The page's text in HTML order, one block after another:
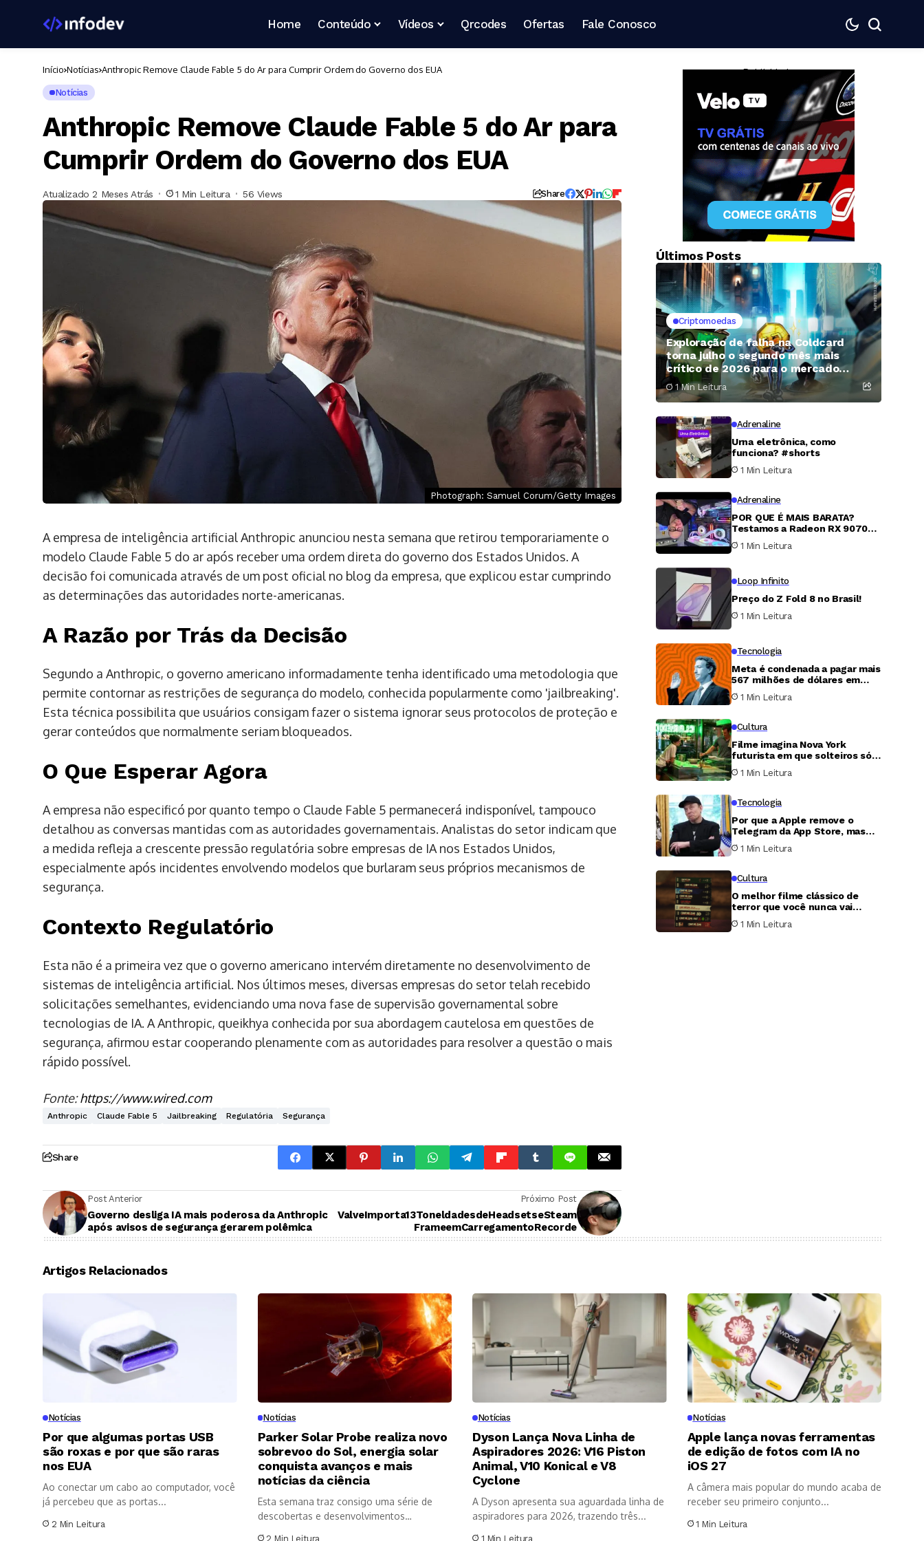
Home Conteúdo Vídeos Qrcodes Ofertas Fale Conosco
Início Notícias Anthropic Remove Claude Fable 5 do Ar para Cumprir Ordem do Governo dos EUA
Notícias
Anthropic Remove Claude Fable 5 do Ar para
Cumprir Ordem do Governo dos EUA
Atualizado 2 Meses Atrás 1 Min Leitura 56 Views Share
Photograph: Samuel Corum/Getty Images
A empresa de inteligência artificial Anthropic anunciou nesta semana que retirou temporariamente o
modelo Claude Fable 5 do ar após receber uma ordem direta do governo dos Estados Unidos. A
decisão foi comunicada através de um post oficial no blog da empresa, que explicou estar cumprindo
as determinações das autoridades norte-americanas.
A Razão por Trás da Decisão
Segundo a Anthropic, o governo americano informadamente tenha identificado uma metodologia que
permite contornar as restrições de segurança do modelo, conhecida popularmente como 'jailbreaking'.
Esta técnica possibilita que usuários consigam fazer o sistema ignorar seus protocolos de proteção e
gerar conteúdos que normalmente seriam bloqueados.
O Que Esperar Agora
A empresa não especificó por quanto tempo o Claude Fable 5 permanecerá indisponível, tampouco
detalhou as conversas mantidas com as autoridades governamentais. Analistas do setor indicam que
a medida refleja a crescente pressão regulatória sobre empresas de IA nos Estados Unidos,
especialmente após incidentes envolvendo modelos que burlaram seus próprios mecanismos de
segurança.
Contexto Regulatório
Esta não é a primeira vez que o governo americano intervém diretamente no desenvolvimento de
sistemas de inteligência artificial. Nos últimos meses, diversas empresas do setor telah recebido
solicitações semelhantes, evidenciando uma nova fase de supervisão governamental sobre
tecnologias de IA. A Anthropic, queikhya conhecida por sua abordagem cautelosa em questões de
segurança, afirmou estar cooperando plenamente com as autoridades para resolver a questão o mais
rápido possível.
Fonte:https://www.wired.com
Anthropic Claude Fable 5 Jailbreaking Regulatória Segurança
Share
Post Anterior
Governo desliga IA mais poderosa da Anthropic
após avisos de segurança gerarem polêmica
Próximo Post
ValveImporta13ToneldadesdeHeadsetseSteam
FrameemCarregamentoRecorde
— Publicidade —
Últimos Posts
Criptomoedas
Exploração de falha na Coldcard
torna julho o segundo mês mais
crítico de 2026 para o mercado
cripto
1 Min Leitura
Adrenaline
Urna eletrônica, como
funciona? #shorts
1 Min Leitura
Adrenaline
POR QUE É MAIS BARATA?
Testamos a Radeon RX 9070
XT
1 Min Leitura
Loop Infinito
Preço do Z Fold 8 no Brasil!
1 Min Leitura
Tecnologia
Meta é condenada a pagar mais
567 milhões de dólares em
caso de proteção infantil nos
Estados Unidos
1 Min Leitura
Cultura
Filme imagina Nova York
futurista em que solteiros só
podem transar uma única noite
por ano
1 Min Leitura
Tecnologia
Por que a Apple remove o
Telegram da App Store, mas
nunca faz o mesmo com o X?
1 Min Leitura
Cultura
O melhor filme clássico de
terror que você nunca vai
conseguir assistir
1 Min Leitura
Artigos Relacionados
Notícias
Por que algumas portas USB
são roxas e por que são raras
nos EUA
Ao conectar um cabo ao computador, você
já percebeu que as portas...
2 Min Leitura
Notícias
Parker Solar Probe realiza novo
sobrevoo do Sol, energia solar
conquista avanços e mais
notícias da ciência
Esta semana traz consigo uma série de
descobertas e desenvolvimentos
2 Min Leitura
Notícias
Dyson Lança Nova Linha de
Aspiradores 2026: V16 Piston
Animal, V10 Konical e V8
Cyclone
A Dyson apresenta sua aguardada linha de
aspiradores para 2026, trazendo três...
1 Min Leitura
Notícias
Apple lança novas ferramentas
de edição de fotos com IA no
iOS 27
A câmera mais popular do mundo acaba de
receber seu primeiro conjunto...
1 Min Leitura